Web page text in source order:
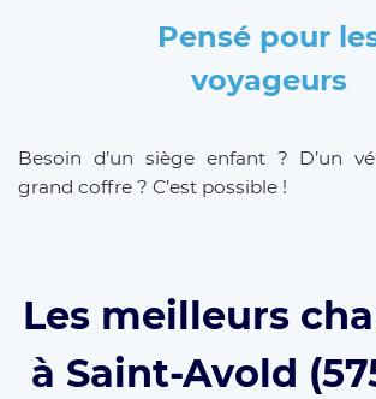
Pensé pour
voyageurs
Besoin d’un siège enfant ? D’un
grand coffre ? C’est possible !
Les meilleurs
à Saint-Avold